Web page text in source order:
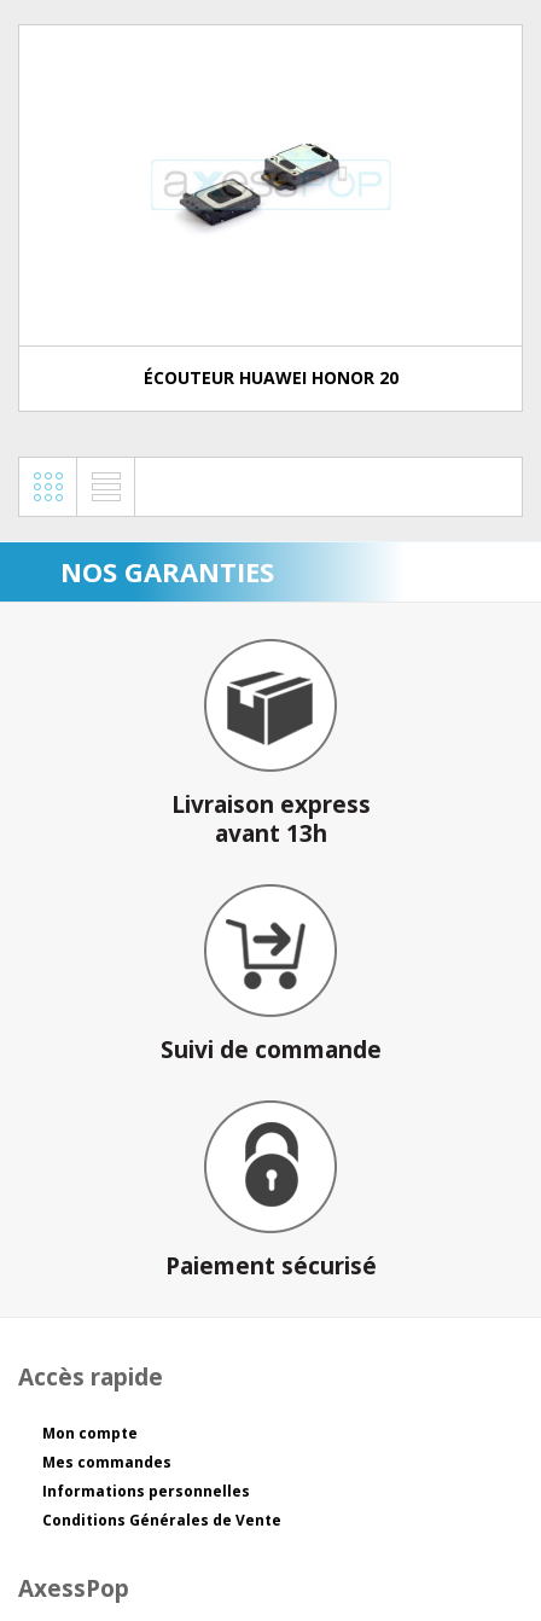
ÉCOUTEUR HUAWEI HONOR 20
NOS GARANTIES
Livraison express
avant 13h
Suivi de commande
Paiement sécurisé
Accès rapide
Mon compte
Mes commandes
Informations personnelles
Conditions Générales de Vente
AxessPop